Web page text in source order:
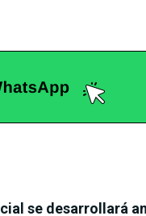
se desarrollará